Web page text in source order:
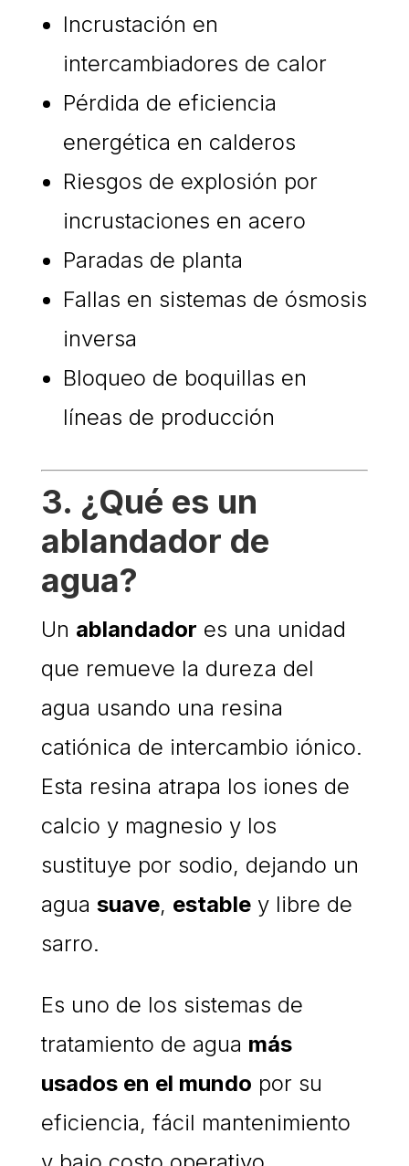
Incrustación en
intercambiadores de calor
Pérdida de eficiencia
energética en calderos
Riesgos de explosión por
incrustaciones en acero
Paradas de planta
Fallas en sistemas de ósmosis
inversa
Bloqueo de boquillas en
líneas de producción
3. ¿Qué es un
ablandador de
agua?
Un ablandador es una unidad
que remueve la dureza del
agua usando una resina
catiónica de intercambio iónico.
Esta resina atrapa los iones de
calcio y magnesio y los
sustituye por sodio, dejando un
agua suave, establey libre de
sarro.
Es uno de los sistemas de
tratamiento de agua más
usados en el mundo por su
eficiencia, fácil mantenimiento